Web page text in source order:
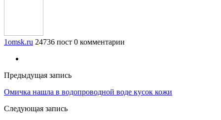
1omsk.ru 24736 пост 0 комментарии
Предыдущая запись
Омичка нашла в водопроводной воде кусок кожи
Следующая запись